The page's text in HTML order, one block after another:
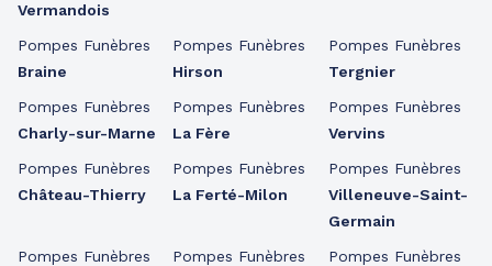
Vermandois
Pompes Funèbres
Braine
Pompes Funèbres
Charly-sur-Marne
Pompes Funèbres
Château-Thierry
Pompes Funèbres
Pompes Funèbres
Hirson
Pompes Funèbres
La Fère
Pompes Funèbres
La Ferté-Milon
Pompes Funèbres
Pompes Funèbres
Tergnier
Pompes Funèbres
Vervins
Pompes Funèbres
Villeneuve-Saint-
Germain
Pompes Funèbres